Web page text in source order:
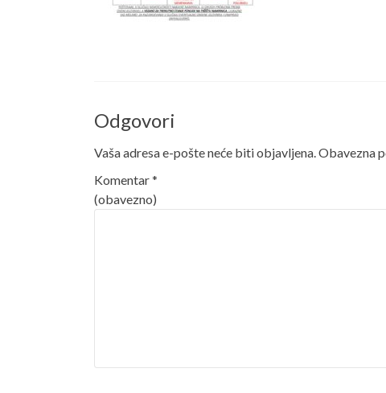
Odgovori
Vaša adresa e-pošte neće biti objavljena.Obavezna
Komentar*
(obavezno)